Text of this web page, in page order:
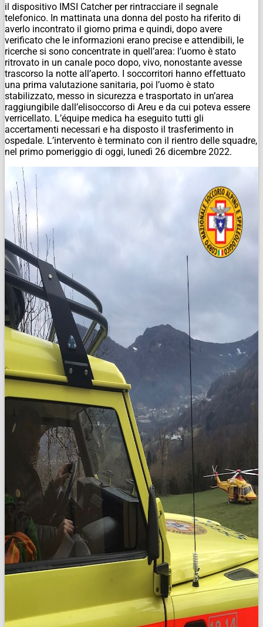
il dispositivo IMSI Catcher per rintracciare il segnale
telefonico. In mattinata una donna del posto ha riferito di
averlo incontrato il giorno prima e quindi, dopo avere
verificato che le informazioni erano precise e attendibili, le
ricerche si sono concentrate in quell’area: l’uomo è stato
ritrovato in un canale poco dopo, vivo, nonostante avesse
trascorso la notte all’aperto. I soccorritori hanno effettuato
una prima valutazione sanitaria, poi l’uomo è stato
stabilizzato, messo in sicurezza e trasportato in un’area
raggiungibile dall’elisoccorso di Areu e da cui poteva essere
verricellato. L’équipe medica ha eseguito tutti gli
accertamenti necessari e ha disposto il trasferimento in
ospedale. L’intervento è terminato con il rientro delle squadre,
nel primo pomeriggio di oggi, lunedì 26 dicembre 2022.